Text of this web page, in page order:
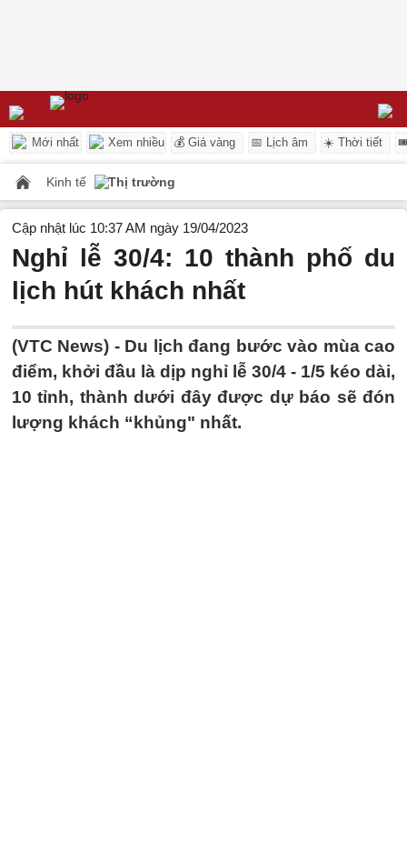
Mới nhất Xem nhiều 💰 Giá vàng 📅 Lịch âm ☀️ Thời tiết
Kinh tế Thị trường
Cập nhật lúc 10:37 AM ngày 19/04/2023
Nghỉ lễ 30/4: 10 thành phố du
lịch hút khách nhất
(VTC News) - Du lịch đang bước vào mùa cao
điểm, khởi đầu là dịp nghỉ lễ 30/4 - 1/5 kéo dài,
10 tỉnh, thành dưới đây được dự báo sẽ đón
lượng khách “khủng" nhất.